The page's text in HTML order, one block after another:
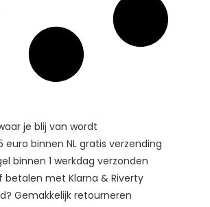
je blij van wordt
euro binnen NL gratis verzending
binnen 1 werkdag verzonden
betalen met Klarna & Riverty
Gemakkelijk retourneren